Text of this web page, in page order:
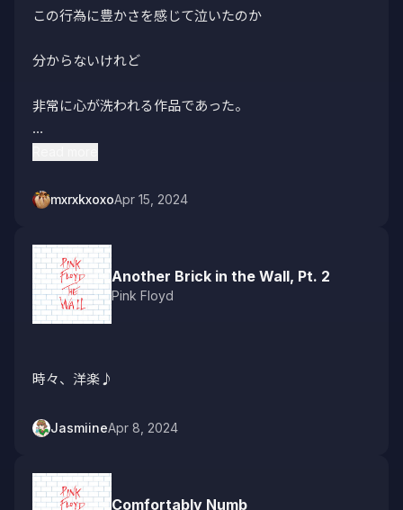
この行為に豊かさを感じて泣いたのか
分からないけれど
非常に心が洗われる作品であった。
なんちゃらヘルツの、こんな癒し効果があるよ！って曲
てるが改めてそれを感じた。
mxrxkxoxoApr 15, 2024
Another Brick in the Wall, Pt. 2
Pink Floyd
時々、洋楽♪
JasmiineApr 8, 2024
Comfortably Numb